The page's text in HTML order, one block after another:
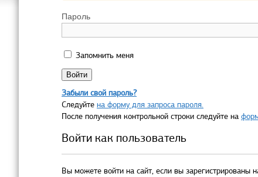
Пароль
Запомнить меня
Забыли свой пароль?
Следуйте на форму для запроса пароля.
После получения контрольной строки следуйте на
Войти как пользователь
Вы можете войти на сайт, если вы зарегистрированы